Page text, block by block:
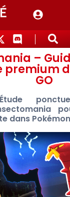
–
premium
GO
dans